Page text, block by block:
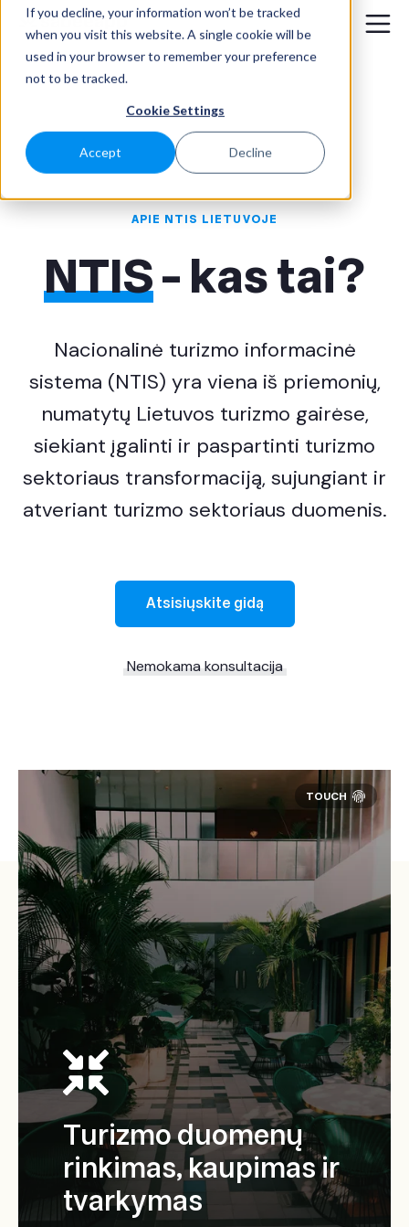
If you decline, your information won’t be tracked
when you visit this website. A single cookie will be
used in your browser to remember your preference
not to be tracked.
Cookie Settings
Accept Decline
APIE NTIS LIETUVOJE
NTIS- kas tai?
Nacionalinė turizmo informacinė
sistema (NTIS) yra viena iš priemonių,
numatytų Lietuvos turizmo gairėse,
siekiant įgalinti ir paspartinti turizmo
sektoriaus transformaciją, sujungiant ir
atveriant turizmo sektoriaus duomenis.
Atsisiųskite gidą
Nemokama konsultacija
Turizmo duomenų
rinkimas, kaupimas ir
tvarkymas